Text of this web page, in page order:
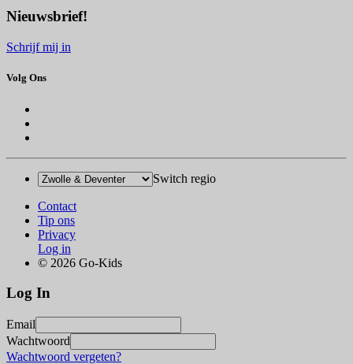
Nieuwsbrief!
Schrijf mij in
Volg Ons
Switch regio
Contact
Tip ons
Privacy
Log in
© 2026 Go-Kids
Log In
Email
Wachtwoord
Wachtwoord vergeten?